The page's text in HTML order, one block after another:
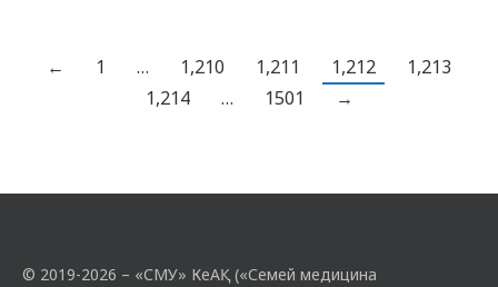
сынып оқушыларымен өткізілді. Ұлттық
бірыңғай тестілеу уақыты жақындап келеді
← 1 … 1,210 1,211 1,212
1,213
1,214
… 1501 →
© 2019-2026 – «СМУ» КеАҚ («Семей медицина